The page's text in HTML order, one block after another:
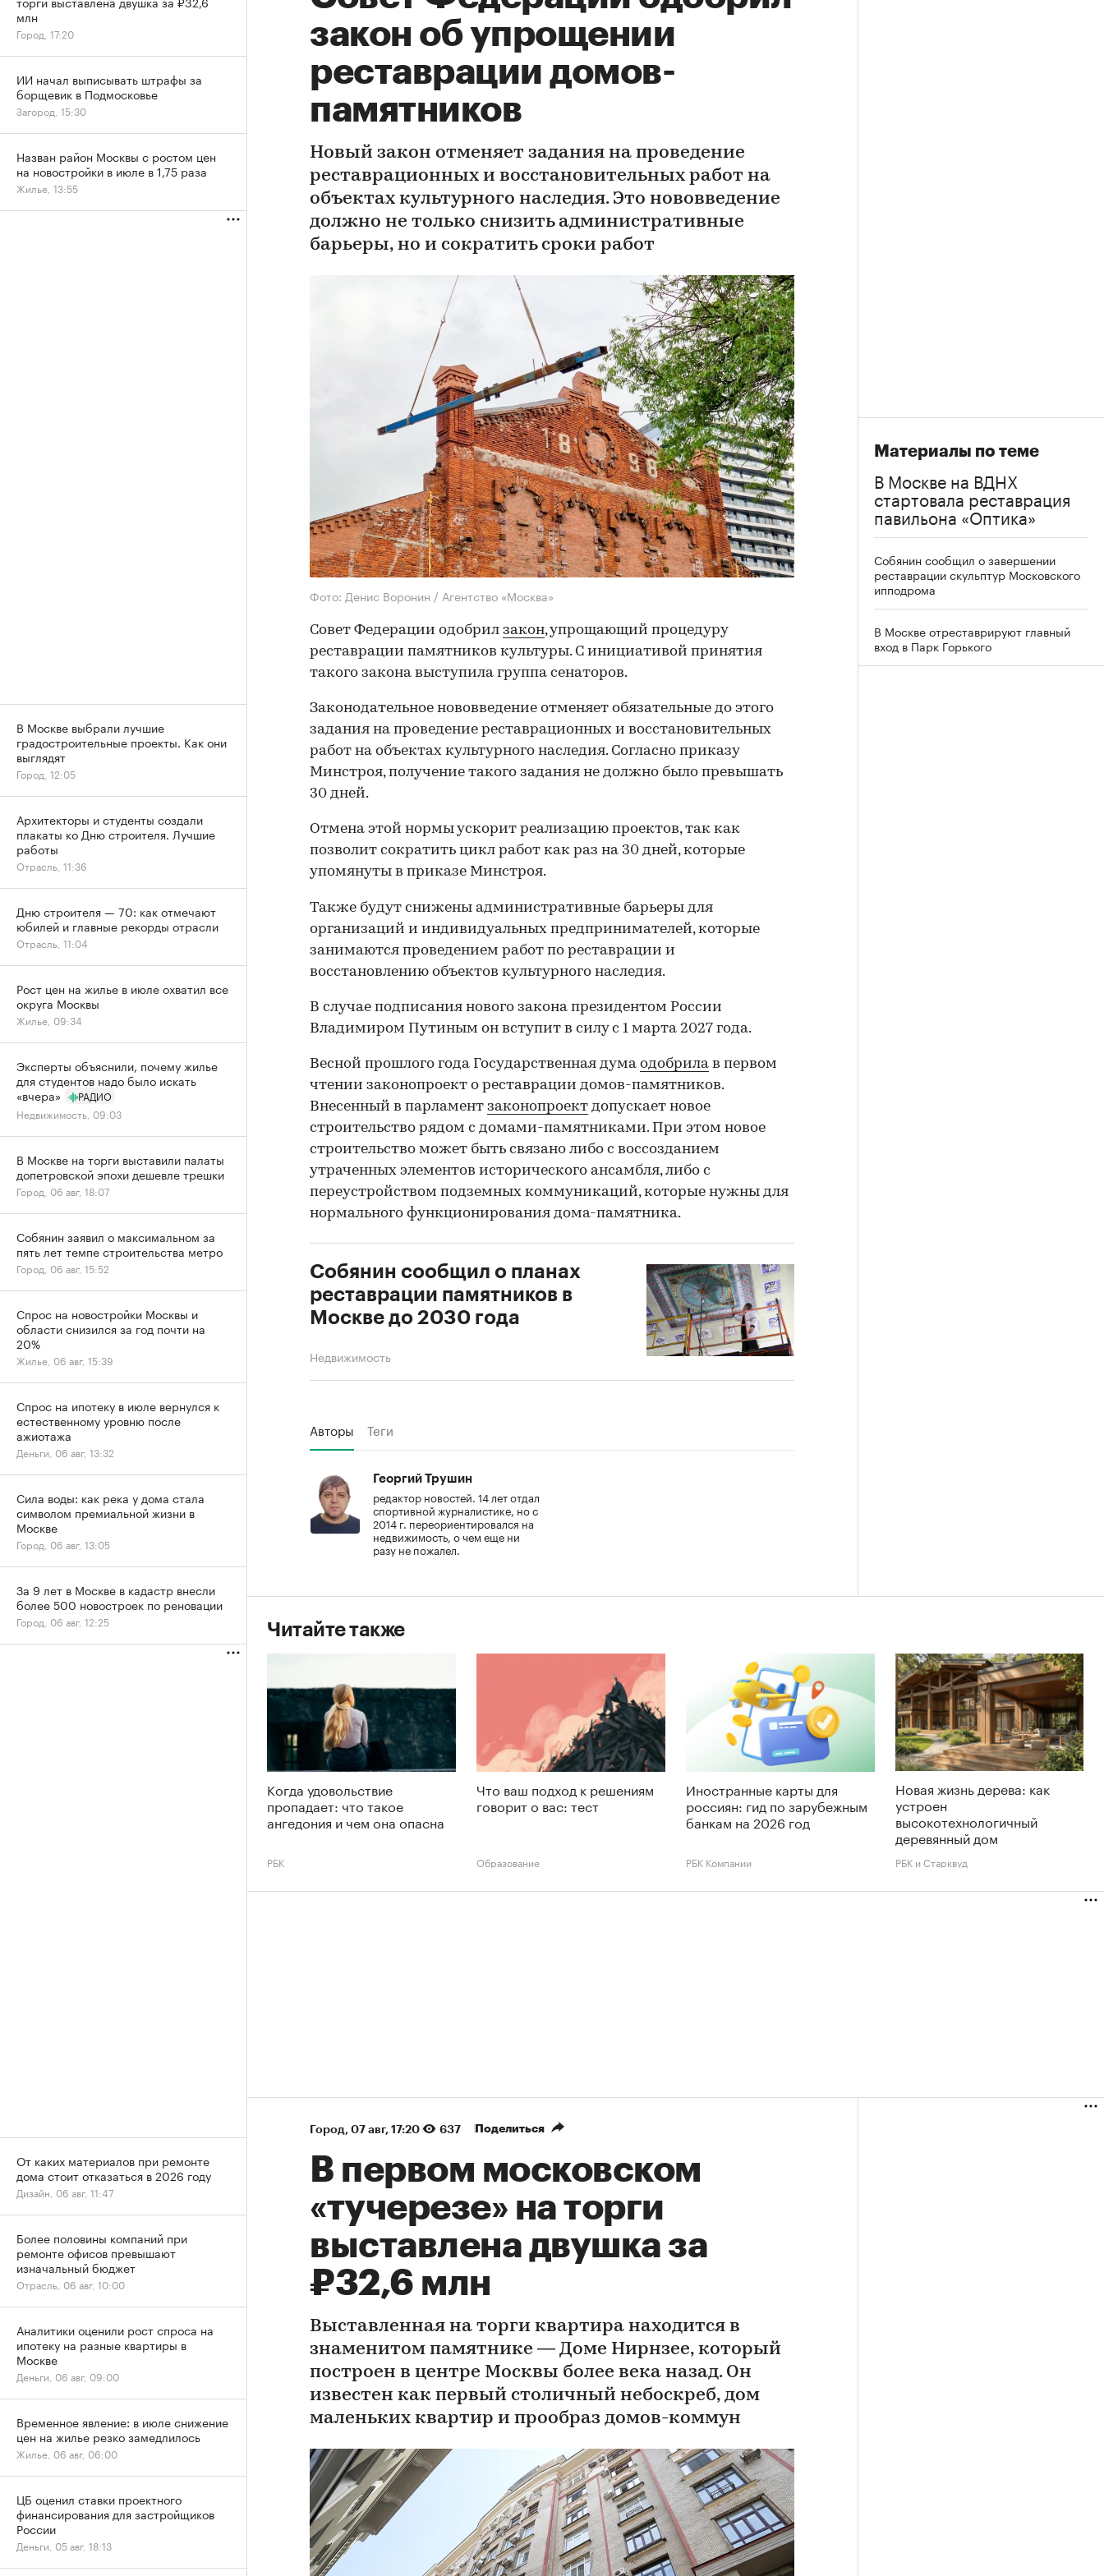
закон об упрощении
реставрации домов-
памятников
Новый закон отменяет задания на проведение
реставрационных и восстановительных работ на
объектах культурного наследия. Это нововведение
должно не только снизить административные
барьеры, но и сократить сроки работ
Фото: Денис Воронин / Агентство «Москва»
Совет Федерации одобрил закон, упрощающий процедуру
реставрации памятников культуры. С инициативой принятия
такого закона выступила группа сенаторов.
Законодательное нововведение отменяет обязательные до этого
задания на проведение реставрационных и восстановительных
работ на объектах культурного наследия. Согласно приказу
Минстроя, получение такого задания не должно было превышать
30 дней.
Отмена этой нормы ускорит реализацию проектов, так как
позволит сократить цикл работ как раз на 30 дней, которые
упомянуты в приказе Минстроя.
00:00 / 00:00
Также будут снижены административные барьеры для
организаций и индивидуальных предпринимателей, которые
занимаются проведением работ по реставрации и
восстановлению объектов культурного наследия.
В случае подписания нового закона президентом России
Владимиром Путиным он вступит в силу с 1 марта 2027 года.
Весной прошлого года Государственная дума одобрила в первом
чтении законопроект о реставрации домов-памятников.
Внесенный в парламент законопроект допускает новое
строительство рядом с домами-памятниками. При этом новое
строительство может быть связано либо с воссозданием
утраченных элементов исторического ансамбля, либо с
переустройством подземных коммуникаций, которые нужны для
нормального функционирования дома-памятника.
Собянин сообщил о планах
реставрации памятников в
Москве до 2030 года
Недвижимость
Авторы Теги
Георгий Трушин
редактор новостей. 14 лет отдал
спортивной журналистике, но с
2014 г. переориентировался на
недвижимость, о чем еще ни
разу не пожалел.
Материалы по теме
В Москве на ВДНХ
стартовала реставрация
павильона «Оптика»
Собянин сообщил о завершении
реставрации скульптур Московского
ипподрома
В Москве отреставрируют главный
вход в Парк Горького
Читайте также
Когда удовольствие
пропадает: что такое
ангедония и чем она опасна
РБК
Что ваш подход к решениям
говорит о вас: тест
Образование
Иностранные карты для
россиян: гид по зарубежным
банкам на 2026 год
РБК Компании
Новая жизнь дерева: как
устроен
высокотехнологичный
деревянный дом
РБК и Старквуд
Город⁠, 07 авг, 17:20 637 Поделиться
В первом московском
«тучерезе» на торги
выставлена двушка за
₽32,6 млн
Выставленная на торги квартира находится в
знаменитом памятнике — Доме Нирнзее, который
построен в центре Москвы более века назад. Он
известен как первый столичный небоскреб, дом
маленьких квартир и прообраз домов-коммун
млн
Город, 17:20
ИИ начал выписывать штрафы за
борщевик в Подмосковье
Загород, 15:30
Назван район Москвы с ростом цен
на новостройки в июле в 1,75 раза
Жилье, 13:55
В Москве выбрали лучшие
градостроительные проекты. Как они
выглядят
Город, 12:05
Архитекторы и студенты создали
плакаты ко Дню строителя. Лучшие
работы
Отрасль, 11:36
Дню строителя — 70: как отмечают
юбилей и главные рекорды отрасли
Отрасль, 11:04
Рост цен на жилье в июле охватил все
округа Москвы
Жилье, 09:34
Эксперты объяснили, почему жилье
для студентов надо было искать
«вчера»
РАДИО
Недвижимость, 09:03
В Москве на торги выставили палаты
допетровской эпохи дешевле трешки
Город, 06 авг, 18:07
Собянин заявил о максимальном за
пять лет темпе строительства метро
Город, 06 авг, 15:52
Спрос на новостройки Москвы и
области снизился за год почти на
20%
Жилье, 06 авг, 15:39
Спрос на ипотеку в июле вернулся к
естественному уровню после
ажиотажа
Деньги, 06 авг, 13:32
Сила воды: как река у дома стала
символом премиальной жизни в
Москве
Город, 06 авг, 13:05
За 9 лет в Москве в кадастр внесли
более 500 новостроек по реновации
Город, 06 авг, 12:25
От каких материалов при ремонте
дома стоит отказаться в 2026 году
Дизайн, 06 авг, 11:47
Более половины компаний при
ремонте офисов превышают
изначальный бюджет
Отрасль, 06 авг, 10:00
Аналитики оценили рост спроса на
ипотеку на разные квартиры в
Москве
Деньги, 06 авг, 09:00
Временное явление: в июле снижение
цен на жилье резко замедлилось
Жилье, 06 авг, 06:00
ЦБ оценил ставки проектного
финансирования для застройщиков
России
Деньги, 05 авг, 18:13